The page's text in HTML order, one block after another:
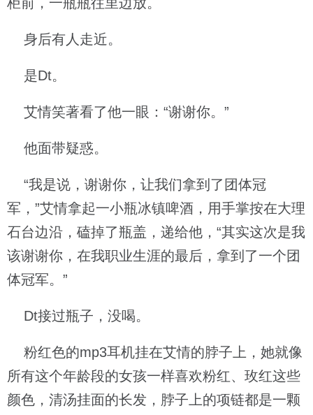
身后有人走近。
是Dt。
艾情笑著看了他一眼：“谢谢你。”
他面带疑惑。
“我是说，谢谢你，让我们拿到了团体冠
军，”艾情拿起一小瓶冰镇啤酒，用手掌按在大理
石台边沿，磕掉了瓶盖，递给他，“其实这次是我
该谢谢你，在我职业生涯的最后，拿到了一个团
体冠军。”
Dt接过瓶子，没喝。
粉红色的mp3耳机挂在艾情的脖子上，她就像
所有这个年龄段的女孩一样喜欢粉红、玫红这些
颜色，清汤挂面的长发，脖子上的项链都是一颗